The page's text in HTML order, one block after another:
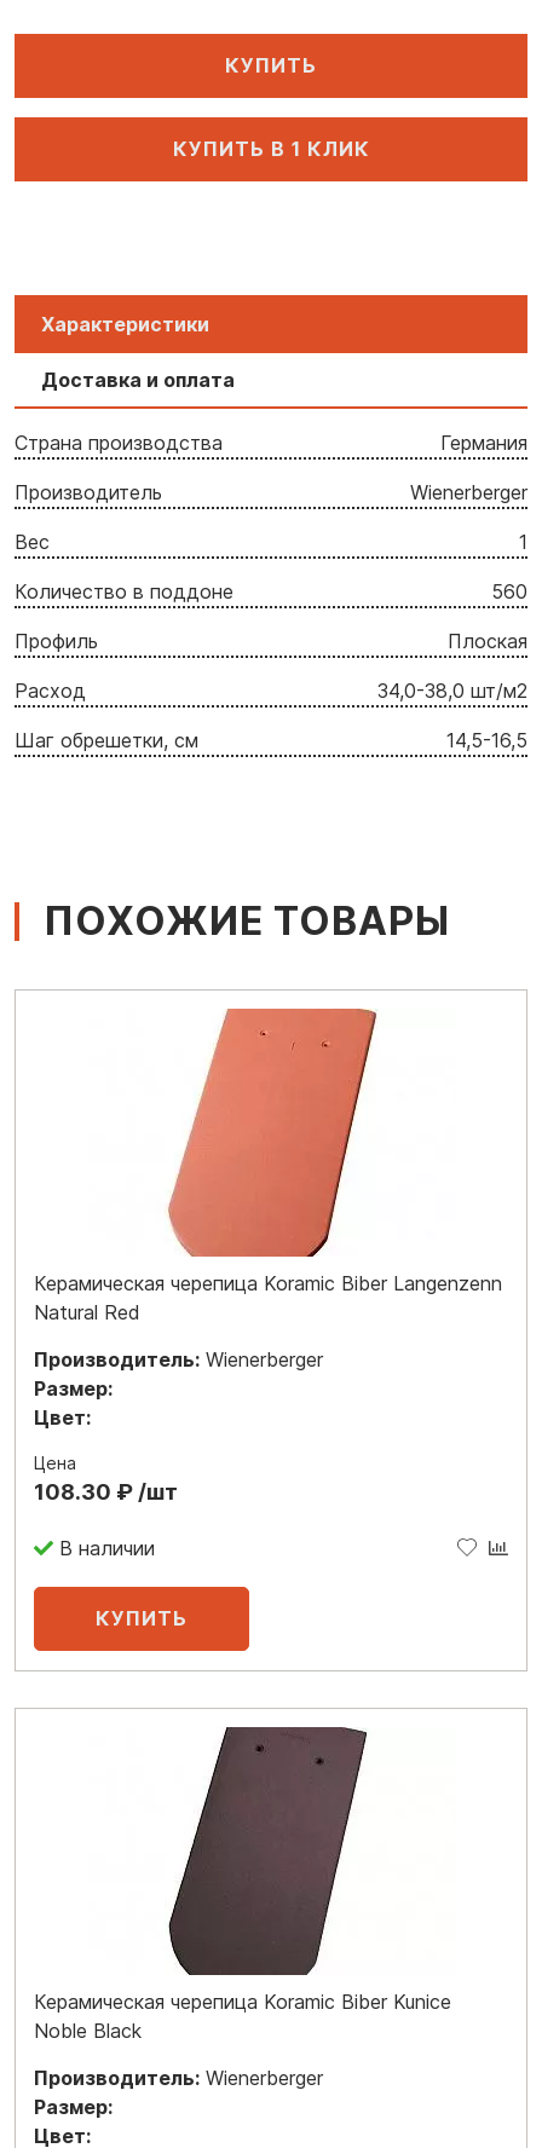
КУПИТЬ
КУПИТЬ В 1 КЛИК
Характеристики
Доставка и оплата
Страна производства Германия
Производитель Wienerberger
Вес 1
Количество в поддоне 560
Профиль Плоская
Расход 34,0-38,0 шт/м2
Шаг обрешетки, см 14,5-16,5
ПОХОЖИЕ ТОВАРЫ
Керамическая черепица Koramic Biber Langenzenn
Natural Red
Производитель: Wienerberger
Размер:
Цвет:
Цена
108.30 ₽ /шт
В наличии
Керамическая черепица Koramic Biber Kunice
Noble Black
Производитель: Wienerberger
Размер:
Цвет: